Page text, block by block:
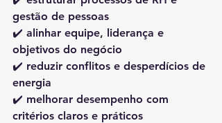
gestão de pessoas
✔️ alinhar equipe, liderança e
objetivos do negócio
✔️ reduzir conflitos e desperdícios de
energia
✔️ melhorar desempenho com
critérios claros e práticos